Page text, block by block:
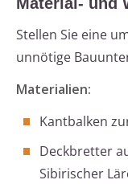
Stellen Sie eine
unnötige
Materialien:
Kantbalken
Deckbretter
Sibirischer